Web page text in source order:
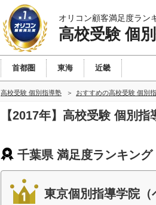
オリコン顧客満足度ラン
高校受験 個
首都圏 東海 近畿
高校受験 個別指導塾 おすすめの高校受験 個別
【2017年】高校受験 個別
千葉県 満足度ランキング
東京個別指導学院（